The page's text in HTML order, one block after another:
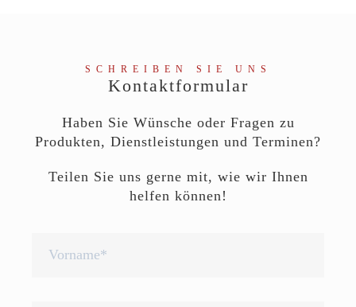
SCHREIBEN SIE UNS
Kontaktformular
Haben Sie Wünsche oder Fragen zu
Produkten, Dienstleistungen und Terminen?
Teilen Sie uns gerne mit, wie wir Ihnen
helfen können!